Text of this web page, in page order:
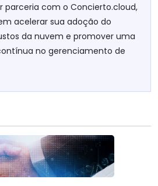
parceria com o Concierto.cloud,
acelerar sua adoção do
da nuvem e promover uma
no gerenciamento de